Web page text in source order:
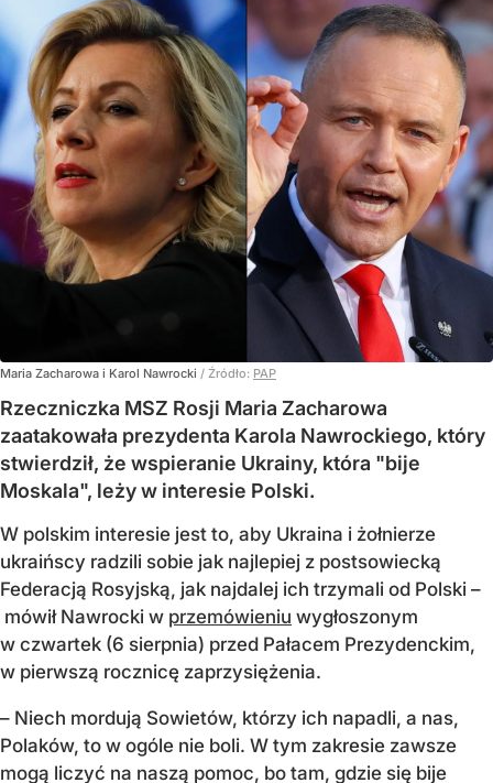
Maria Zacharowa i Karol Nawrocki / Źródło: PAP
Rzeczniczka MSZ Rosji Maria Zacharowa
zaatakowała prezydenta Karola Nawrockiego, który
stwierdził, że wspieranie Ukrainy, która "bije
Moskala", leży w interesie Polski.
W polskim interesie jest to, aby Ukraina i żołnierze
ukraińscy radzili sobie jak najlepiej z postsowiecką
Federacją Rosyjską, jak najdalej ich trzymali od Polski –
mówił Nawrocki w przemówieniu wygłoszonym
w czwartek (6 sierpnia) przed Pałacem Prezydenckim,
w pierwszą rocznicę zaprzysiężenia.
– Niech mordują Sowietów, którzy ich napadli, a nas,
Polaków, to w ogóle nie boli. W tym zakresie zawsze
mogą liczyć na naszą pomoc, bo tam, gdzie się bije